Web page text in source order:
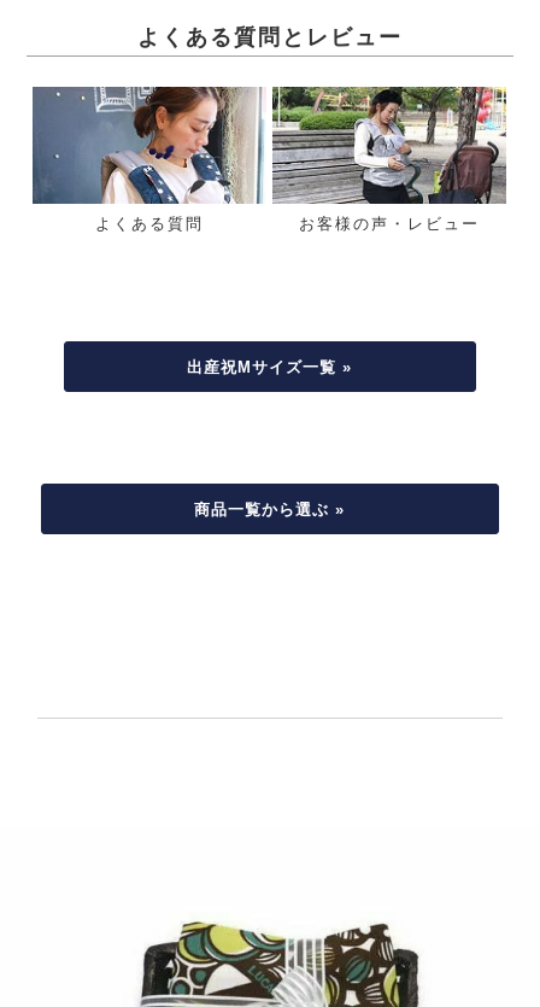
よくある質問とレビュー
よくある質問 お客様の声・レビュー
出産祝Mサイズ一覧 »
商品一覧から選ぶ »